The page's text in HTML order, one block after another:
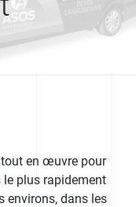
tout en œuvre pour
plus rapidement
environs, dans les